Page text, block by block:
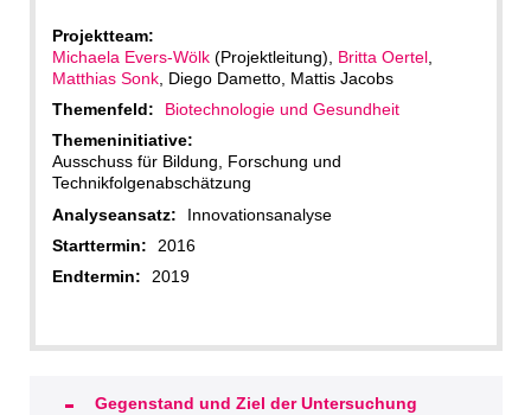
Projektteam:
Michaela Evers-Wölk(Projektleitung), Britta Oertel,
Matthias Sonk, Diego Dametto, Mattis Jacobs
Themenfeld:
Biotechnologie und Gesundheit
Themeninitiative:
Ausschuss für Bildung, Forschung und
Technikfolgenabschätzung
Analyseansatz:
Innovationsanalyse
Starttermin:
2016
Endtermin:
2019
Gegenstand und Ziel der Untersuchung